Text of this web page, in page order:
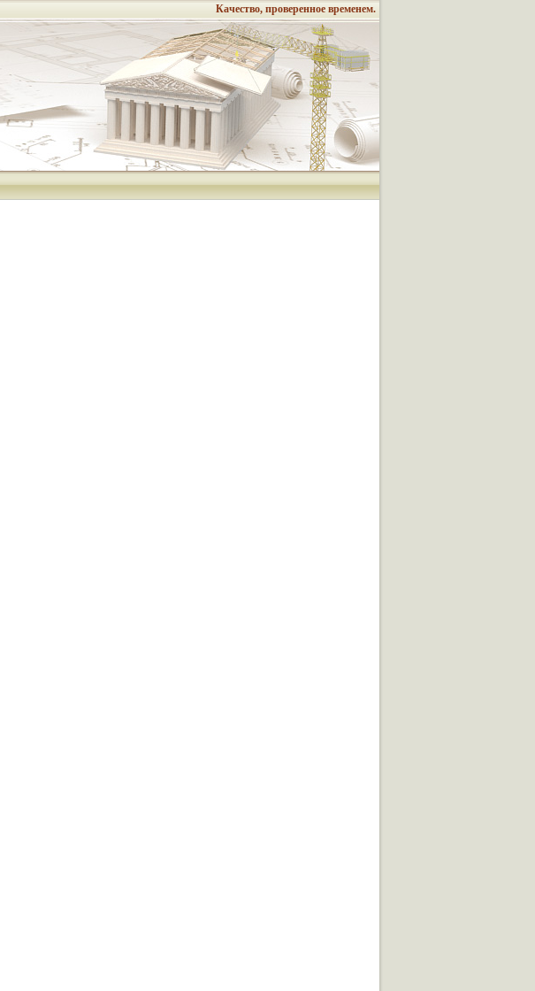
Качество, проверенное временем.